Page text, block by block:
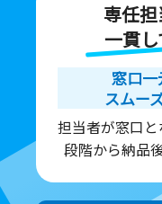
専任
一貫
窓口一
スムー
担当者が窓口
段階から納品